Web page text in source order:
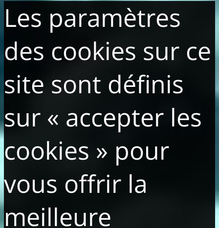
Les paramètres
des cookies sur ce
site sont définis
sur « accepter les
cookies » pour
vous offrir la
meilleure